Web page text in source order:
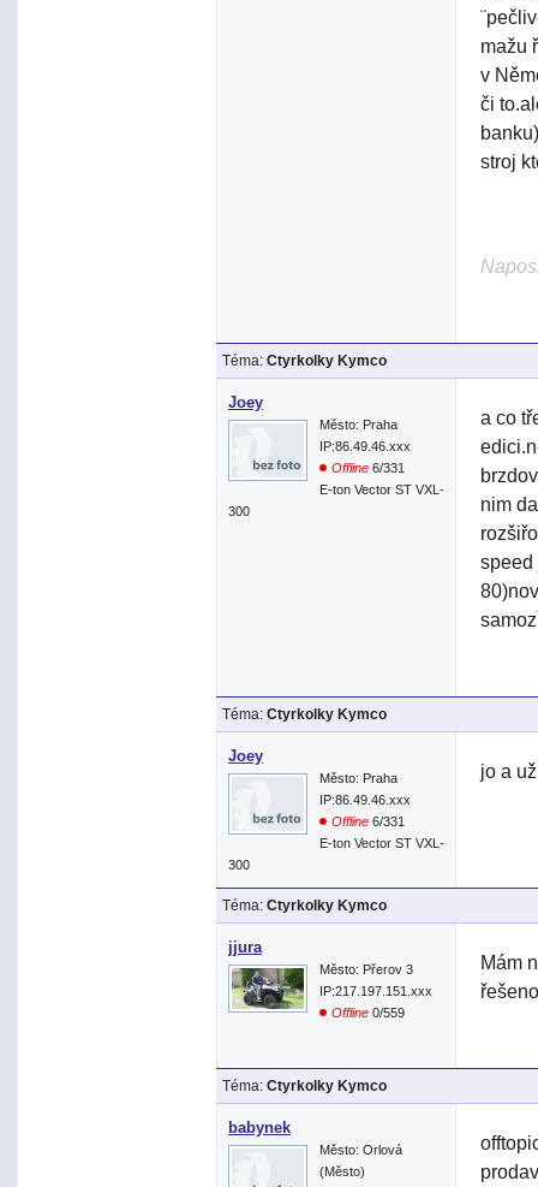
mažu
v
či
stroj
Téma: Ctyrkolky Kymco
Joey
Město: Praha
IP:86.49.46.xxx
Offline 6/331
E-ton Vector ST VXL-
300
a co
nim
speed
Téma: Ctyrkolky Kymco
Joey
Město: Praha
IP:86.49.46.xxx
Offline 6/331
E-ton Vector ST VXL-
300
jo a
Téma: Ctyrkolky Kymco
jjura
Město: Přerov 3
IP:217.197.151.xxx
Offline 0/559
Mám
Téma: Ctyrkolky Kymco
babynek
Město: Orlová
(Město)